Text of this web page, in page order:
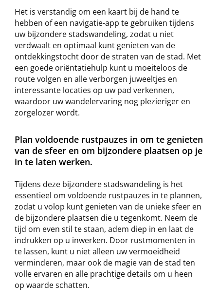
Het is verstandig om een kaart bij de hand te
hebben of een navigatie-app te gebruiken tijdens
uw bijzondere stadswandeling, zodat u niet
verdwaalt en optimaal kunt genieten van de
ontdekkingstocht door de straten van de stad. Met
een goede oriëntatiehulp kunt u moeiteloos de
route volgen en alle verborgen juweeltjes en
interessante locaties op uw pad verkennen,
waardoor uw wandelervaring nog plezieriger en
zorgelozer wordt.
Plan voldoende rustpauzes in om te genieten
van de sfeer en om bijzondere plaatsen op je
in te laten werken.
Tijdens deze bijzondere stadswandeling is het
essentieel om voldoende rustpauzes in te plannen,
zodat u volop kunt genieten van de unieke sfeer en
de bijzondere plaatsen die u tegenkomt. Neem de
tijd om even stil te staan, adem diep in en laat de
indrukken op u inwerken. Door rustmomenten in
te lassen, kunt u niet alleen uw vermoeidheid
verminderen, maar ook de magie van de stad ten
volle ervaren en alle prachtige details om u heen
op waarde schatten.